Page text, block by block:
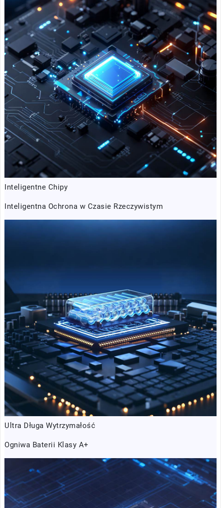
Inteligentne Chipy
Inteligentna Ochrona w Czasie Rzeczywistym
Ultra Długa Wytrzymałość
Ogniwa Baterii Klasy A+